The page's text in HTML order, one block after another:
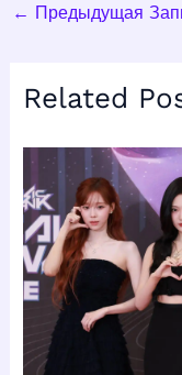
← Предыдущая
Related